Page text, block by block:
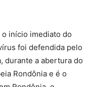
início imediato do
foi defendida pelo
durante a abertura do
Rondônia e é o